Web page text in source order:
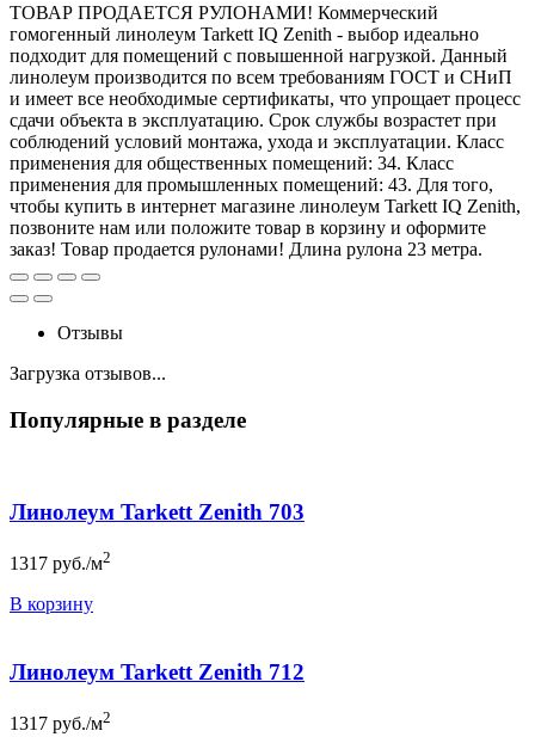
ТОВАР ПРОДАЕТСЯ РУЛОНАМИ! Коммерческий
гомогенный линолеум Tarkett IQ Zenith - выбор идеально
подходит для помещений с повышенной нагрузкой. Данный
линолеум производится по всем требованиям ГОСТ и СНиП
и имеет все необходимые сертификаты, что упрощает процесс
сдачи объекта в эксплуатацию. Срок службы возрастет при
соблюдений условий монтажа, ухода и эксплуатации. Класс
применения для общественных помещений: 34. Класс
применения для промышленных помещений: 43. Для того,
чтобы купить в интернет магазине линолеум Tarkett IQ Zenith,
позвоните нам или положите товар в корзину и оформите
заказ! Товар продается рулонами! Длина рулона 23 метра.
Отзывы
Загрузка отзывов...
Популярные в разделе
Линолеум Tarkett Zenith 703
1317 руб./м2
В корзину
Линолеум Tarkett Zenith 712
1317 руб./м2